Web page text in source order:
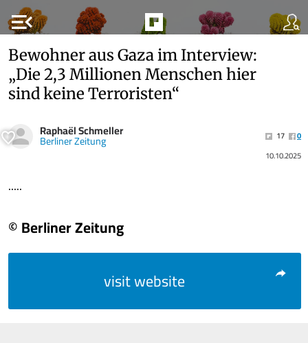
menu_open
Bewohner aus Gaza im Interview:
„Die 2,3 Millionen Menschen hier
sind keine Terroristen“
Raphaël Schmeller
Berliner Zeitung 17
0
10.10.2025
.....
© Berliner Zeitung
visit website